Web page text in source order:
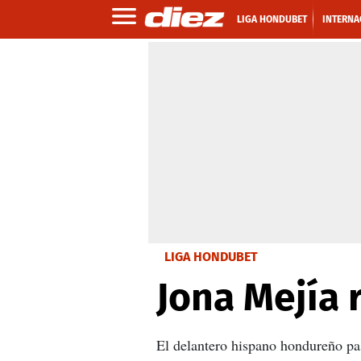
LIGA HONDUBET
LIGA HONDUBET
Jona Mejía
El delantero hispano hondureño